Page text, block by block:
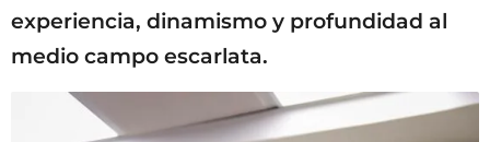
experiencia, dinamismo y profundidad al
medio campo escarlata.